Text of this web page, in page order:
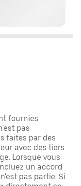
fournies
pas
faites par des
avec des tiers
Lorsque vous
un accord
pas partie. Si